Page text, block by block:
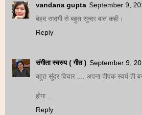
vandana gupta September 9,
बेहद सादगी से बहुत सुन्दर बात कही।
Reply
संगीता स्वरुप ( गीत ) September 9,
बहुत सुंदर विचार .... अपना दीपक स्वयं ही
होगा ...
Reply